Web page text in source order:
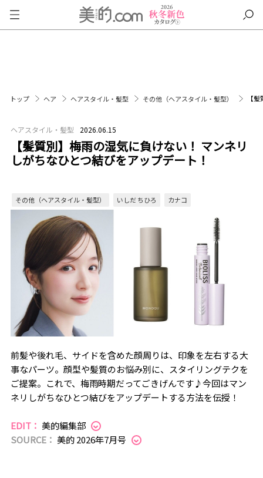
トップ ヘア ヘアスタイル・髪型 その他（ヘアスタイル・髪型） 【
ヘアスタイル・髪型 2026.06.15
【髪質別】梅雨の湿気に負けない！ マンネリ
しがちなひとつ結びをアップデート！
その他（ヘアスタイル・髪型） いしだ ちひろ カナコ
前髪や後れ毛、サイドを含めた顔周りは、印象を左右する大
事なパーツ。顔型や髪質のお悩み別に、スタイリングテクを
ご提案。これで、梅雨時期だってごきげんです♪今回はマン
ネリしがちなひとつ結びをアップデートする方法を伝授！
EDIT： 美的編集部
SOURCE： 美的 2026年7月号